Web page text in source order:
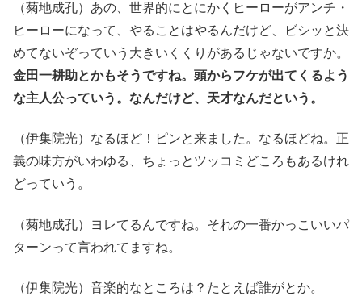
（菊地成孔）あの、世界的にとにかくヒーローがアンチ・
ヒーローになって、やることはやるんだけど、ビシッと決
めてないぞっていう大きいくくりがあるじゃないですか。
金田一耕助とかもそうですね。頭からフケが出てくるよう
な主人公っていう。なんだけど、天才なんだという。
（伊集院光）なるほど！ピンと来ました。なるほどね。正
義の味方がいわゆる、ちょっとツッコミどころもあるけれ
どっていう。
（菊地成孔）ヨレてるんですね。それの一番かっこいいパ
ターンって言われてますね。
（伊集院光）音楽的なところは？たとえば誰がとか。